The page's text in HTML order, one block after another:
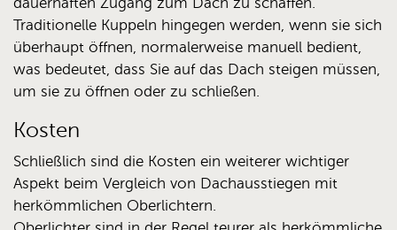
Traditionelle Kuppeln hingegen werden, wenn sie sich
überhaupt öffnen, normalerweise manuell bedient,
was bedeutet, dass Sie auf das Dach steigen müssen,
um sie zu öffnen oder zu schließen.
Kosten
Schließlich sind die Kosten ein weiterer wichtiger
Aspekt beim Vergleich von Dachausstiegen mit
herkömmlichen Oberlichtern.